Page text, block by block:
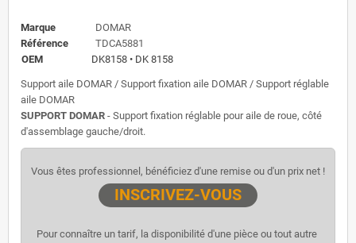
Marque
DOMAR
Référence
TDCA5881
OEM
DK8158 • DK 8158
Support aile DOMAR / Support fixation aile DOMAR / Support réglable
aile DOMAR
SUPPORT DOMAR - Support fixation réglable pour aile de roue, côté
d'assemblage gauche/droit.
Vous êtes professionnel, bénéficiez d'une remise ou d'un prix net !
INSCRIVEZ-VOUS
Pour connaître un tarif, la disponibilité d'une pièce ou tout autre